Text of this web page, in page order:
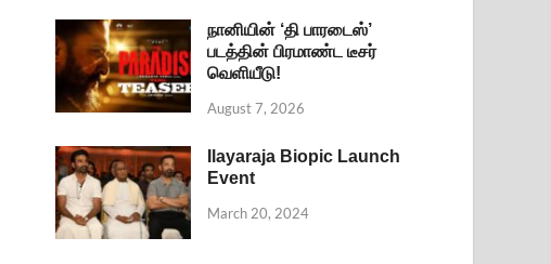
நானியின் ‘தி பாரடைஸ்’
படத்தின் பிரமாண்ட டீசர்
வெளியீடு!
August 7, 2026
Ilayaraja Biopic Launch
Event
March 20, 2024